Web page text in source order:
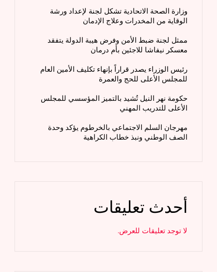
وزارة الصحة الاتحادية تشكل لجنة لإعداد ورشة
الوقاية من المخدرات وعلاج الإدمان
ممثل لجنة ضبط الأمن وفرض هيبة الدولة يتفقد
معسكر نيفاشا للاجئين بأم درمان
رئيس الوزراء يصدر قراراً بإنهاء تكليف الأمين العام
للمجلس الأعلى للحج والعمرة
حكومة نهر النيل تُشيد بالتميز المؤسسي للمجلس
الأعلى للتدريب المهني
مهرجان السلم الاجتماعي بالخرطوم يؤكد وحدة
الصف الوطني ونبذ خطاب الكراهية
أحدث تعليقات
لا توجد تعليقات للعرض.